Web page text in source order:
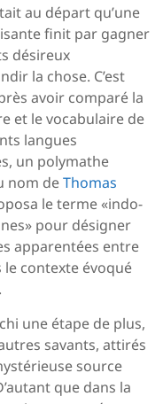
au départ qu’une
finit par gagner
désireux
la chose. C’est
avoir comparé la
et le vocabulaire de
langues
un polymathe
nom deThomas
le terme «indo-
pour désigner
apparentées entre
le contexte évoqué
une étape de plus,
savants, attirés
source
que dans la